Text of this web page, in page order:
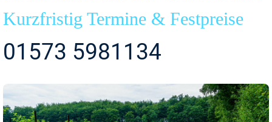
Kurzfristig Termine & Festpreise
01573 5981134